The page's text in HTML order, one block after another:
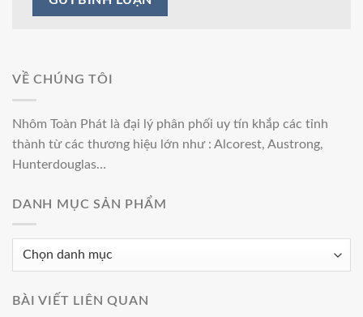
VỀ CHÚNG TÔI
Nhôm Toàn Phát l à đại lý phân phối uy tín khắp các tỉnh
thành từ các thương hiệu lớn như : Alcorest, Austrong,
Hunterdouglas…
DANH MỤC SẢN PHẨM
BÀI VIẾT LIÊN QUAN